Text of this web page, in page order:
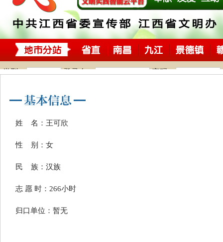
姓 名：王可欣
性 别：女
民 族：汉族
志 愿 时：266小时
归口单位：暂无